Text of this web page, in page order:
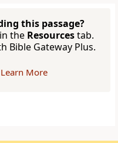
this passage?
the Resourcestab.
Bible Gateway Plus.
Learn More